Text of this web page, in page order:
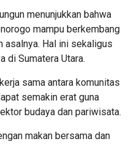
menunjukkan bahwa
mampu berkembang
asalnya. Hal ini sekaligus
di Sumatera Utara.
sama antara komunitas
semakin erat guna
budaya dan pariwisata.
makan bersama dan